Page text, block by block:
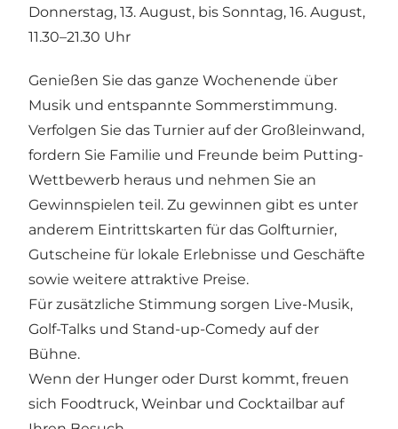
Donnerstag, 13. August, bis Sonntag, 16. August,
11.30–21.30 Uhr
Genießen Sie das ganze Wochenende über
Musik und entspannte Sommerstimmung.
Verfolgen Sie das Turnier auf der Großleinwand,
fordern Sie Familie und Freunde beim Putting-
Wettbewerb heraus und nehmen Sie an
Gewinnspielen teil. Zu gewinnen gibt es unter
anderem Eintrittskarten für das Golfturnier,
Gutscheine für lokale Erlebnisse und Geschäfte
sowie weitere attraktive Preise.
Für zusätzliche Stimmung sorgen Live-Musik,
Golf-Talks und Stand-up-Comedy auf der
Bühne.
Wenn der Hunger oder Durst kommt, freuen
sich Foodtruck, Weinbar und Cocktailbar auf